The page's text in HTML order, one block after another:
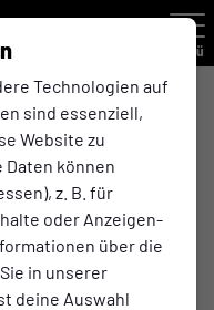
Technologien auf
sind essenziell,
Website zu
können
z. B. für
oder Anzeigen-
über die
in unserer
deine Auswahl
Menü